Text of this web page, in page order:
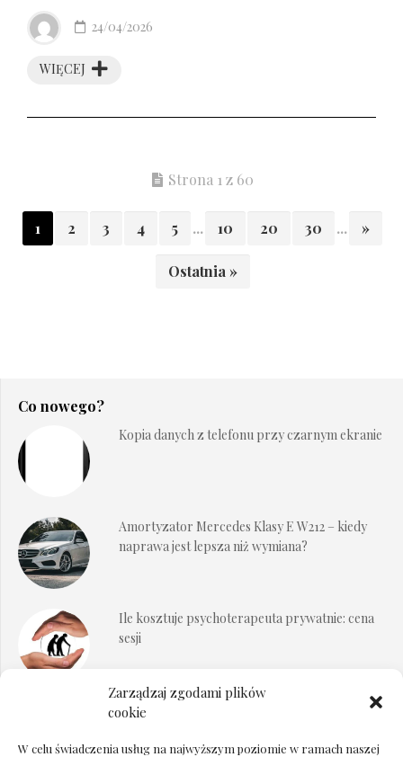
Zarządzaj zgodami plików
cookie
W celu świadczenia usług na najwyższym poziomie w ramach naszej
WIĘCEJ
24/04/2026
Strona 1 z 60
1 2 3 4 5 ... 10 20 30 ... »
Ostatnia »
Co nowego?
Kopia danych z telefonu przy czarnym ekranie
Amortyzator Mercedes Klasy E W212 – kiedy
naprawa jest lepsza niż wymiana?
Ile kosztuje psychoterapeuta prywatnie: cena
sesji
Dokumenty do odbioru przy zmianie biura